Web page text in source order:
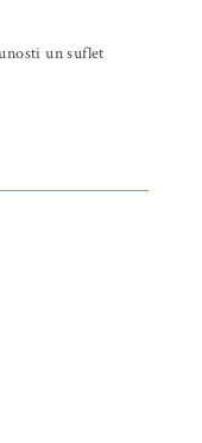
un suflet